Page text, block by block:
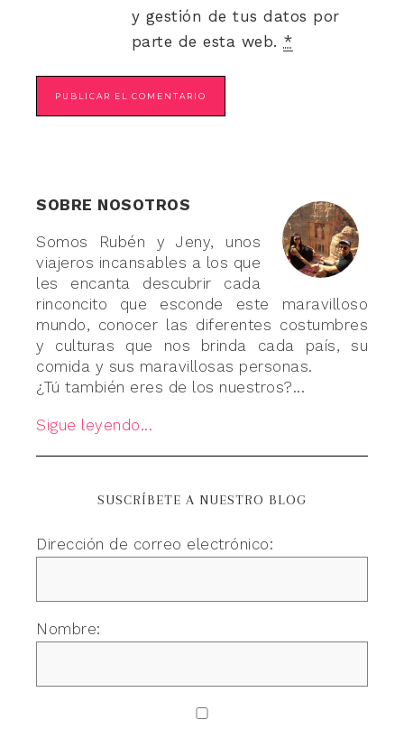
y gestión de tus datos por
parte de esta web. *
SOBRE NOSOTROS
Somos Rubén y Jeny, unos
viajeros incansables a los que
les encanta descubrir cada
rinconcito que esconde este maravilloso
mundo, conocer las diferentes costumbres
y culturas que nos brinda cada país, su
comida y sus maravillosas personas.
¿Tú también eres de los nuestros?...
Sigue leyendo...
SUSCRÍBETE A NUESTRO BLOG
Dirección de correo electrónico:
Nombre: